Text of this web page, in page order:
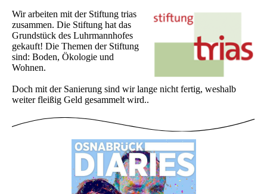
Wir arbeiten mit der Stiftung trias
zusammen. Die Stiftung hat das
Grundstück des Luhrmannhofes
gekauft! Die Themen der Stiftung
sind: Boden, Ökologie und
Wohnen.
Doch mit der Sanierung sind wir lange nicht fertig, weshalb
weiter fleißig Geld gesammelt wird..